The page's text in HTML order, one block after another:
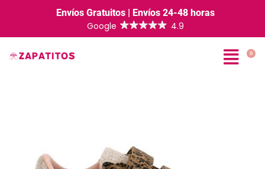
Envíos Gratuitos | Envíos 24-48 horas
0